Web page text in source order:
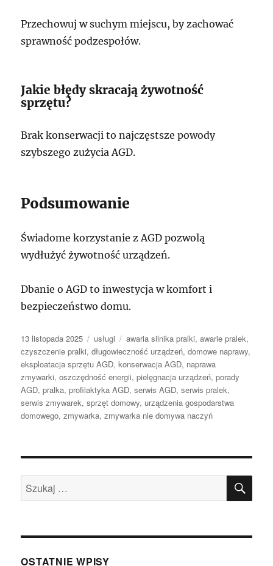
Przechowuj w suchym miejscu, by zachować
sprawność podzespołów.
Jakie błędy skracają żywotność
sprzętu?
Brak konserwacji to najczęstsze powody
szybszego zużycia AGD.
Podsumowanie
Świadome korzystanie z AGD pozwolą
wydłużyć żywotność urządzeń.
Dbanie o AGD to inwestycja w komfort i
bezpieczeństwo domu.
Data
publikacji
13 listopada 2025 Kategorie
usługi Tagi
awaria silnika pralki,awarie pralek,
czyszczenie pralki,długowieczność urządzeń,domowe naprawy,
eksploatacja sprzętu AGD,konserwacja AGD, naprawa
zmywarki,oszczędność energii,pielęgnacja urządzeń,porady
AGD,pralka,profilaktyka AGD,serwis AGD,serwis pralek,
serwis zmywarek,sprzęt domowy, urządzenia gospodarstwa
domowego,zmywarka,zmywarka nie domywa naczyń
Szukaj:
OSTATNIE WPISY